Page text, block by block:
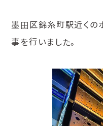
墨田区錦糸町駅近くの
事を行いました。